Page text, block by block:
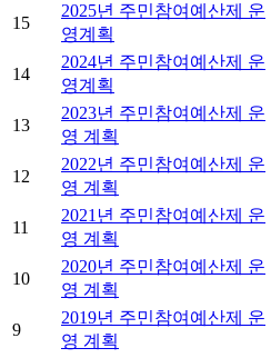
15
2025년 주민참여예산제 운
영계획
14
2024년 주민참여예산제 운
영계획
13
2023년 주민참여예산제 운
영 계획
12
2022년 주민참여예산제 운
영 계획
11
2021년 주민참여예산제 운
영 계획
10
2020년 주민참여예산제 운
영 계획
9
2019년 주민참여예산제 운
영 계획